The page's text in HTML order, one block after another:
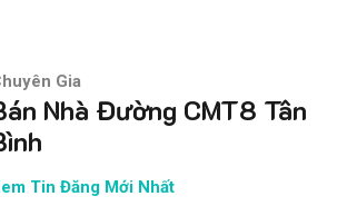
Gia
Nhà Đường CMT8 Tân
Tin Đăng Mới Nhất